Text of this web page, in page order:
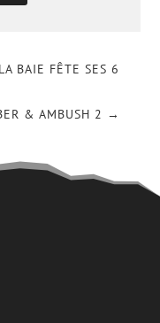
BAIE FÊTE SES 6
& AMBUSH 2 →